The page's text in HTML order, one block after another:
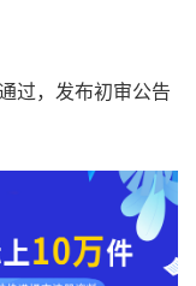
过，发布初审公告